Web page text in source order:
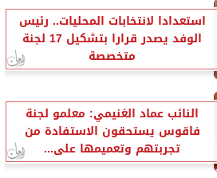
استعدادا لانتخابات المحليات.. رئيس
الوفد يصدر قرارا بتشكيل 17 لجنة
متخصصة
النائب عماد الغنيمي: معلمو لجنة
فاقوس يستحقون الاستفادة من
تجربتهم وتعميمها على...